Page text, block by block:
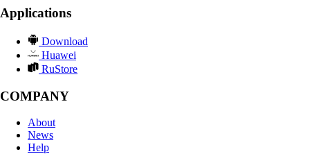
Applications
Download
Huawei
RuStore
COMPANY
About
News
Help